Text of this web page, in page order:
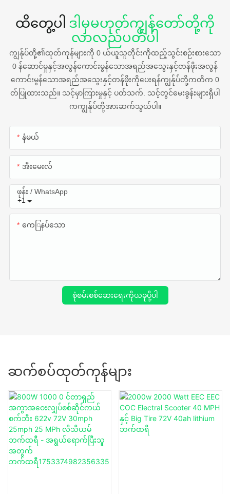
ထိတွေ့ပါ ဒါမှမဟုတ်ကျွန်တော်တို့ကို
လာလည်ပတ်ပါ
ကျွန်ုပ်တို့၏ထုတ်ကုန်များကို 0 ယ်ယူသူတိုင်းကိုထည့်သွင်းစဉ်းစားသော
0 န်ဆောင်မှုနှင့်အလွန်ကောင်းမွန်သောအရည်အသွေးနှင့်တန်ဖိုးအလွန်
ကောင်းမွန်သောအရည်အသွေးနှင့်တန်ဖိုးကိုပေးရန်ကျွန်ုပ်တို့ကတိက 0
တ်ပြုထားသည်။ သင့်မှာကြားမှုနှင့် ပတ်သက်. သင့်တွင်မေးခွန်းများရှိပါ
ကကျွန်ုပ်တို့အားဆက်သွယ်ပါ။
နံမယ်
အီးမေးလ်
+1
ဖုန်း / WhatsApp
ကေြနပ်သော
စုံစမ်းစစ်ဆေးရေးကိုယခုပို့ပါ
ဆက်စပ်ထုတ်ကုန်များ